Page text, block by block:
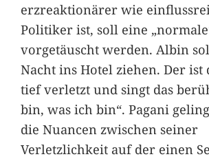
erzreaktionärer wie
Politiker ist, soll eine
vorgetäuscht werden. Albin
Nacht ins Hotel ziehen. Der
tief verletzt und singt das
bin, was ich bin“. Pagani
die Nuancen zwischen seiner
Verletzlichkeit auf der einen